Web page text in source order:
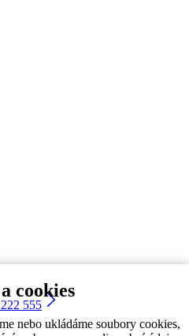
cookies
nebo ukládáme soubory cookies,
555